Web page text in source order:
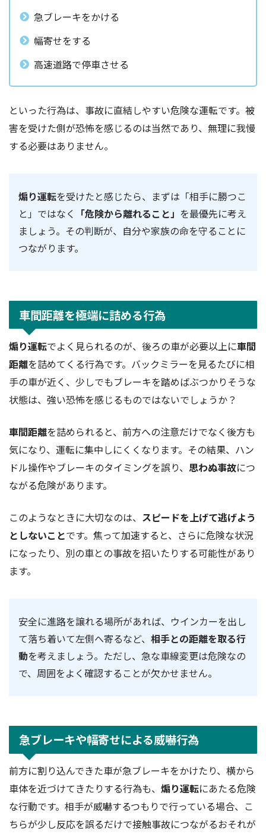
急ブレーキをかける
幅寄せをする
高速道路で停車させる
といった行為は、事故に直結しやすい危険な運転です。被
害を受けた側が恐怖を感じるのは当然であり、無理に我慢
する必要はありません。
煽り運転を受けたと感じたら、まずは「相手に勝つこ
と」ではなく 「危険から離れること」 を最優先に考え
ましょう。その判断が、自分や家族の命を守ることに
つながります。
車間距離を極端に詰める行為
煽り運転でよく見られるのが、後ろの車が必要以上に車間
距離を詰めてくる行為です。バックミラーを見るたびに相
手の車が近く、少しでもブレーキを踏めばぶつかりそうな
状態は、強い恐怖を感じるものではないでしょうか？
車間距離を詰められると、前方への注意だけでなく後方も
気になり、運転に集中しにくくなります。その結果、ハン
ドル操作やブレーキのタイミングを誤り、 思わぬ事故につ
ながる危険があります。
このようなときに大切なのは、 スピードを上げて逃げよう
としないことです。焦って加速すると、さらに危険な状況
になったり、別の車との事故を招いたりする可能性があり
ます。
安全に進路を譲れる場所があれば、ウインカーを出し
て落ち着いて左側へ寄るなど、 相手との距離を取る行
動を考えましょう。ただし、急な車線変更は危険なの
で、周囲をよく確認することが欠かせません。
急ブレーキや幅寄せによる威嚇行為
前方に割り込んできた車が急ブレーキをかけたり、横から
車体を近づけてきたりする行為も、 煽り運転にあたる危険
な行動です。相手が威嚇するつもりで行っている場合、こ
ちらが少し反応を誤るだけで接触事故につながるおそれが